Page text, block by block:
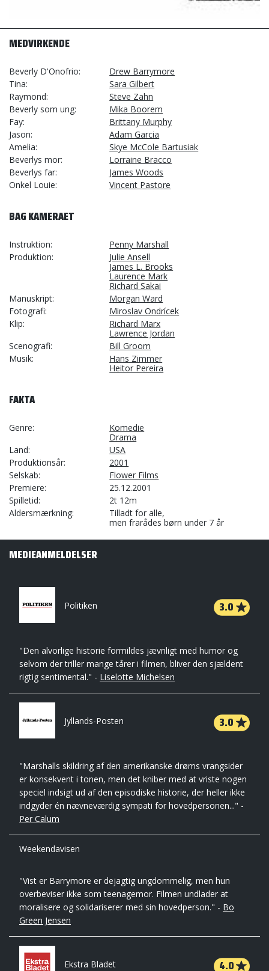
MEDVIRKENDE
Beverly D'Onofrio
Drew Barrymore
Tina
Sara Gilbert
Raymond
Steve Zahn
Beverly som ung
Mika Boorem
Fay
Brittany Murphy
Jason
Adam Garcia
Amelia
Skye McCole Bartusiak
Beverlys mor
Lorraine Bracco
Beverlys far
James Woods
Onkel Louie
Vincent Pastore
BAG KAMERAET
Instruktion
Penny Marshall
Produktion
Julie Ansell
James L. Brooks
Laurence Mark
Richard Sakai
Manuskript
Morgan Ward
Fotografi
Miroslav Ondrícek
Klip
Richard Marx
Lawrence Jordan
Scenografi
Bill Groom
Musik
Hans Zimmer
Heitor Pereira
FAKTA
Genre
Komedie
Drama
Land
USA
Produktionsår
2001
Selskab
Flower Films
Premiere
25.12.2001
Spilletid
2t 12m
Aldersmærkning
Tilladt for alle,
men frarådes børn under 7 år
MEDIEANMELDELSER
Politiken 3.0
"Den alvorlige historie formildes jævnligt med humor og
selvom der triller mange tårer i filmen, bliver den sjældent
rigtig sentimental." - Liselotte Michelsen
Jyllands-Posten 3.0
"Marshalls skildring af den amerikanske drøms vrangsider
er konsekvent i tonen, men det kniber med at vriste nogen
speciel indsigt ud af den episodiske historie, der heller ikke
indgyder én nævneværdig sympati for hovedpersonen..." -
Per Calum
Weekendavisen
"Vist er Barrymore er dejagtig ungdommelig, men hun
overbeviser ikke som teenagemor. Filmen undlader at
moralisere og solidariserer med sin hovedperson." - Bo
Green Jensen
Ekstra Bladet 4.0